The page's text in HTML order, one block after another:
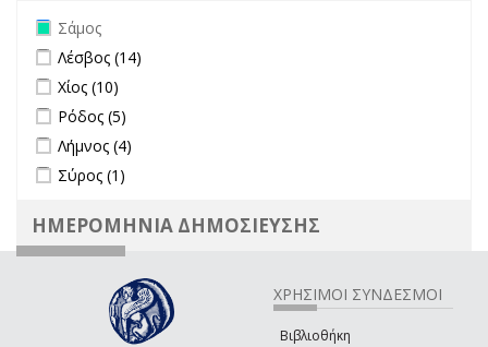
Remove Σάμος filter
Σάμος
Apply Λέσβος filter
Λέσβος (14)
Apply Χίος filter
Χίος (10)
Apply Ρόδος filter
Ρόδος (5)
Apply Λήμνος filter
Λήμνος (4)
Apply Σύρος filter
Σύρος (1)
ΗΜΕΡΟΜΗΝΙΑ ΔΗΜΟΣΙΕΥΣΗΣ
ΧΡΗΣΙΜΟΙ ΣΥΝΔΕΣΜΟΙ
Βιβλιοθήκη